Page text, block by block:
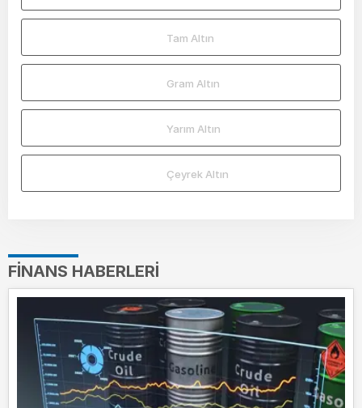
Tam Altın
Gram Altın
Yarım Altın
Çeyrek Altın
FINANS HABERLERI